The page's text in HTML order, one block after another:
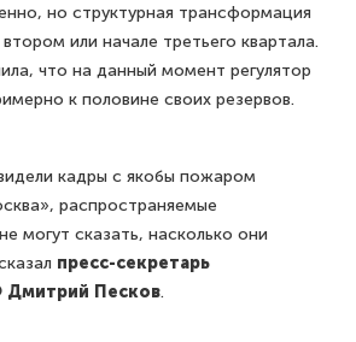
но структурная трансформация
или начале третьего квартала.
что на данный момент регулятор
к половине своих резервов.
кадры с якобы пожаром
распространяемые
могут сказать, насколько они
пресс-секретарь
Дмитрий Песков.